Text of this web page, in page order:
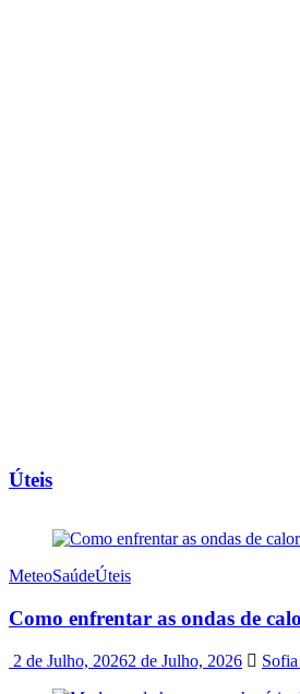
Úteis
MeteoSaúdeÚteis
Como enfrentar as ondas de
2 de Julho, 20262 de Julho, 2026